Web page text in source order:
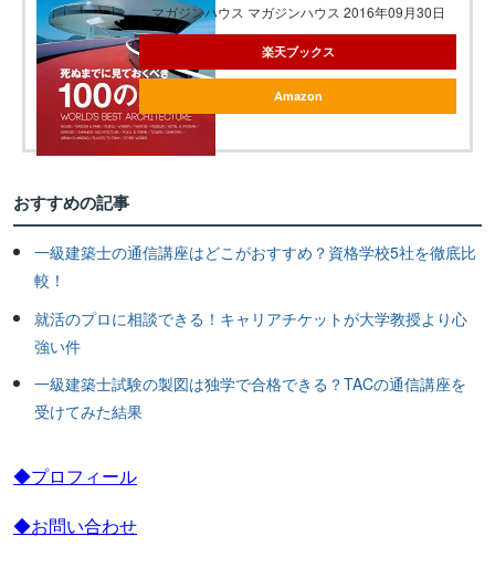
マガジンハウス マガジンハウス 2016年09月30日
楽天ブックス
Amazon
おすすめの記事
一級建築士の通信講座はどこがおすすめ？資格学校5社を徹底比
較！
就活のプロに相談できる！キャリアチケットが大学教授より心
強い件
一級建築士試験の製図は独学で合格できる？TACの通信講座を
受けてみた結果
◆プロフィール
◆お問い合わせ